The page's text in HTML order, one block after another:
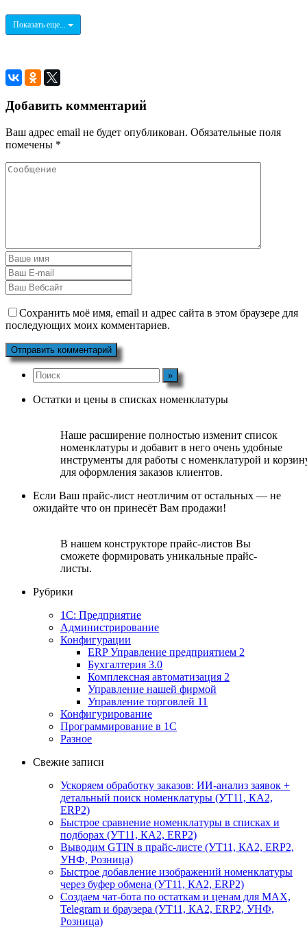
Показать еще...
Добавить комментарий
Ваш адрес email не будет опубликован. Обязательные поля
помечены *
Сохранить моё имя, email и адрес сайта в этом браузере для
последующих моих комментариев.
Остатки и цены в списках номенклатуры
Наше расширение полностью изменит список
номенклатуры и добавит в него очень удобные
инструменты для работы с номенклатурой и
для оформления заказов клиентов.
Если Ваш прайс-лист неотличим от остальных — не
ожидайте что он принесёт Вам продажи!
В нашем конструкторе прайс-листов Вы
сможете формировать уникальные прайс-
листы.
Рубрики
1С: Предприятие
Администрирование
Конфигурации
ERP Управление предприятием 2
Бухгалтерия 3.0
Комплексная автоматизация 2
Управление нашей фирмой
Управление торговлей 11
Конфигурирование
Программирование в 1С
Разное
Свежие записи
Ускоряем обработку заказов: ИИ-анализ заявок +
детальный поиск номенклатуры (УТ11, КА2,
ERP2)
Быстрое сравнение номенклатуры в списках и
подборах (УТ11, КА2, ERP2)
Выводим GTIN в прайс-листе (УТ11, КА2, ERP2,
УНФ, Розница)
Быстрое добавление изображений номенклатуры
через буфер обмена (УТ11, КА2, ERP2)
Создаем чат-бота по остаткам и ценам для MAX,
Telegram и браузера (УТ11, КА2, ERP2, УНФ,
Розница)